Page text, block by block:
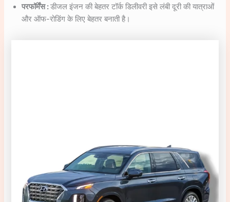
परफॉर्मेंस :डीजल इंजन की बेहतर टॉर्क डिलीवरी इसे लंबी दूरी की यात्राओं
और ऑफ-रोडिंग के लिए बेहतर बनाती है।